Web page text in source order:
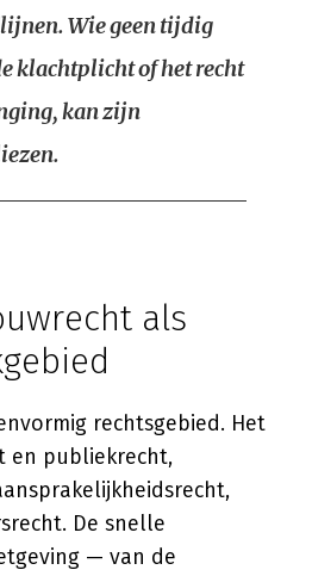
Wie geen tijdig
klachtplicht of het recht
kan zijn
als
rechtsgebied. Het
en publiekrecht,
De snelle
— van de